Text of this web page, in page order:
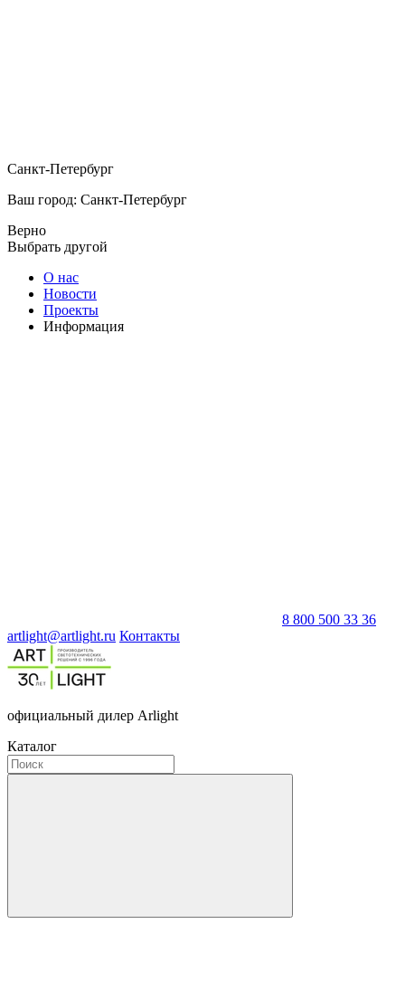
Санкт-Петербург
Ваш город: Санкт-Петербург
Верно
Выбрать другой
О нас
Новости
Проекты
Информация
8 800 500 33 36
artlight@artlight.ru Контакты
официальный дилер Arlight
Каталог